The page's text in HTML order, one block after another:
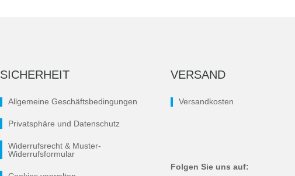
SICHERHEIT
Allgemeine Geschäftsbedingungen
Privatsphäre und Datenschutz
Widerrufsrecht & Muster-
Widerrufsformular
VERSAND
Versandkosten
Folgen Sie uns auf: